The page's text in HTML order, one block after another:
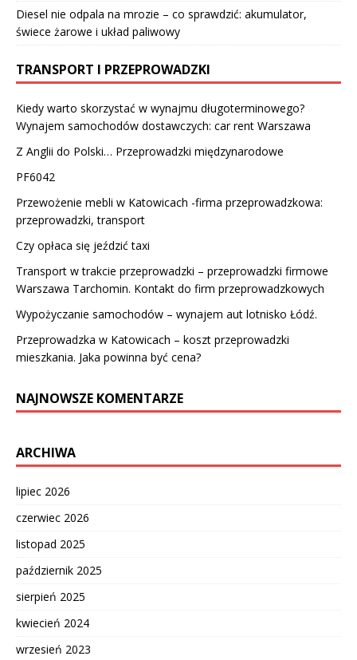
Diesel nie odpala na mrozie – co sprawdzić: akumulator,
świece żarowe i układ paliwowy
TRANSPORT I PRZEPROWADZKI
Kiedy warto skorzystać w wynajmu długoterminowego?
Wynajem samochodów dostawczych: car rent Warszawa
Z Anglii do Polski… Przeprowadzki międzynarodowe
PF6042
Przewożenie mebli w Katowicach -firma przeprowadzkowa:
przeprowadzki, transport
Czy opłaca się jeździć taxi
Transport w trakcie przeprowadzki – przeprowadzki firmowe
Warszawa Tarchomin. Kontakt do firm przeprowadzkowych
Wypożyczanie samochodów – wynajem aut lotnisko Łódź.
Przeprowadzka w Katowicach – koszt przeprowadzki
mieszkania. Jaka powinna być cena?
NAJNOWSZE KOMENTARZE
ARCHIWA
lipiec 2026
czerwiec 2026
listopad 2025
październik 2025
sierpień 2025
kwiecień 2024
wrzesień 2023